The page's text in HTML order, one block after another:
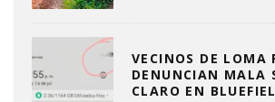
VECINOS DE LOMA
DENUNCIAN MALA
CLARO EN